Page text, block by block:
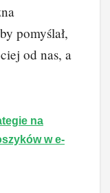
pomyślał,
od nas, a
na
w e-